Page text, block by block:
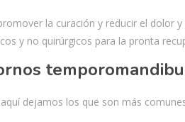
la curación y reducir el dolor y
y no quirúrgicos para la pronta
dejamos los que son más